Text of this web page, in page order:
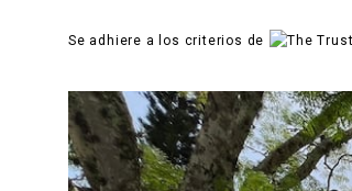
Se adhiere a los criterios de